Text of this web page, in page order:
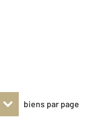
biens par page